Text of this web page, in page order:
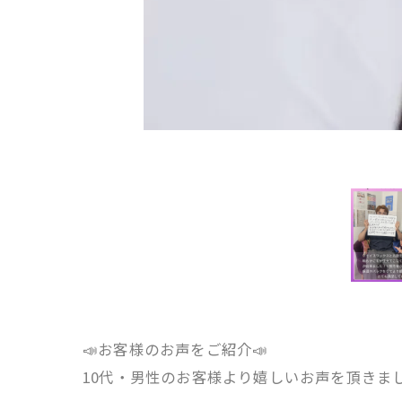
📣お客様のお声をご紹介📣
10代・男性のお客様より嬉しいお声を頂きま